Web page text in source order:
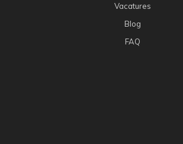
Vacatures
Blog
FAQ